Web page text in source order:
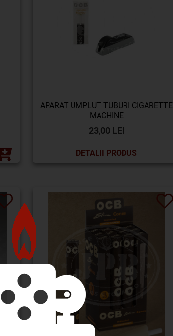
APARAT UMPLUT TUBURI CIGARETTE
MACHINE
23,00 LEI
DETALII PRODUS